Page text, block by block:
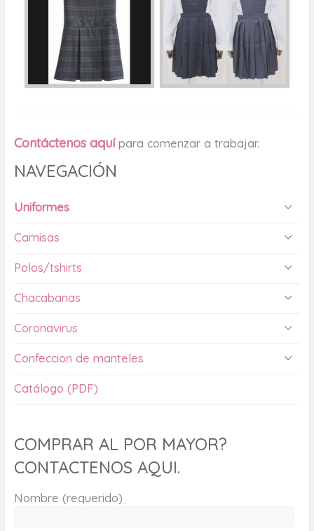
Contáctenos aquípara comenzar a trabajar.
NAVEGACIÓN
Uniformes
Camisas
Polos/tshirts
Chacabanas
Coronavirus
Confeccion de manteles
Catálogo (PDF)
COMPRAR AL POR MAYOR?
CONTACTENOS AQUI.
Nombre (requerido)